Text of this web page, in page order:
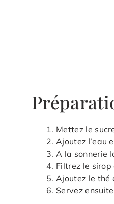
Mettez le
Ajoutez l’eau
A la sonnerie
Filtrez le
Ajoutez le thé
Servez